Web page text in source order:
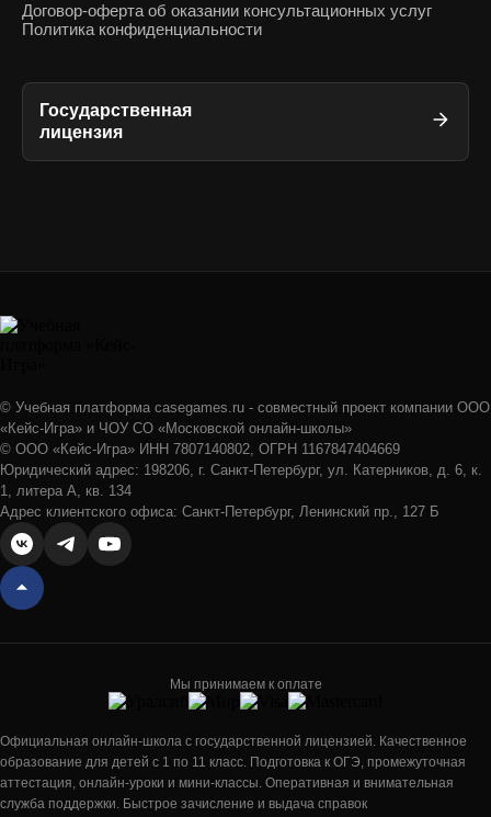
Договор-оферта об оказании консультационных услуг
Политика конфиденциальности
Государственная
лицензия
© Учебная платформа casegames.ru - совместный проект компании ООО
«Кейс-Игра» и ЧОУ СО «Московской онлайн-школы»
© ООО «Кейс-Игра» ИНН 7807140802, ОГРН 1167847404669
Юридический адрес: 198206, г. Санкт-Петербург, ул. Катерников, д. 6, к.
1, литера А, кв. 134
Адрес клиентского офиса: Санкт-Петербург, Ленинский пр., 127 Б
Мы принимаем к оплате
Официальная онлайн-школа с государственной лицензией. Качественное
образование для детей с 1 по 11 класс. Подготовка к ОГЭ, промежуточная
аттестация, онлайн-уроки и мини-классы. Оперативная и внимательная
служба поддержки. Быстрое зачисление и выдача справок